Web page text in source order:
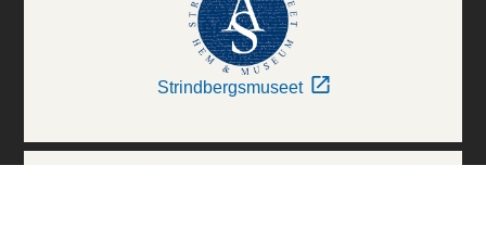
Strindbergsmuseet